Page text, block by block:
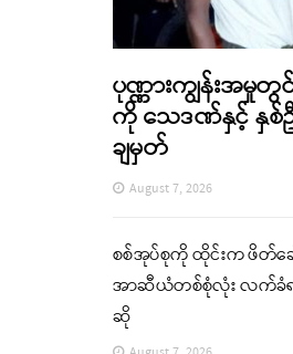
ပုဏ္ဏားကျွန်းအမှု
ကို သေဒဏ်နှင့် နှစ်
ချမှတ်
August 7, 2026
စစ်အုပ်စုကို ထိုင်းက ဖိတ်ခ
အာဆီယံတစ်စုံလုံး လက်ခံ
ဆို